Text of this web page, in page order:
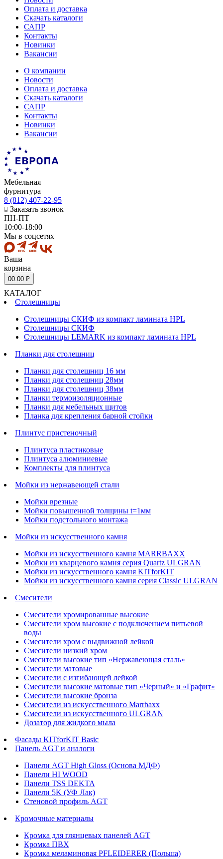
Оплата и доставка
Скачать каталоги
САПР
Контакты
Новинки
Вакансии
О компании
Новости
Оплата и доставка
Скачать каталоги
САПР
Контакты
Новинки
Вакансии
Мебельная
фурнитура
8 (812) 407-22-95
Заказать звонок
ПН-ПТ
10:00-18:00
Мы в соцсетях
Ваша
корзина
00.00 ₽
КАТАЛОГ
Столешницы
Столешницы СКИФ из компакт ламината HPL
Столешницы СКИФ
Столешницы LEMARK из компакт ламината HPL
Планки для столешниц
Планки для столешниц 16 мм
Планки для столешниц 28мм
Планки для столешниц 38мм
Планки термоизоляционные
Планки для мебельных щитов
Планка для крепления барной стойки
Плинтус пристеночный
Плинтуса пластиковые
Плинтуса алюминиевые
Комплекты для плинтуса
Мойки из нержавеющей стали
Мойки врезные
Мойки повышенной толщины t=1мм
Мойки подстольного монтажа
Мойки из искусственного камня
Мойки из искусственного камня MARRBAXX
Мойки из кварцевого камня серия Quartz ULGRAN
Мойки из искусственного камня KITforKIT
Мойки из искусственного камня серия Classic ULGRAN
Смесители
Смесители хромированные высокие
Смесители хром высокие с подключением питьевой
воды
Смесители хром с выдвижной лейкой
Смесители низкий хром
Смесители высокие тип «Нержавеющая сталь»
Смесители матовые
Смесители с изгибающей лейкой
Смесители высокие матовые тип «Черный» и «Графит»
Смесители высокие бронза
Смесители из искусственного Marrbaxx
Смесители из искусственного ULGRAN
Дозатор для жидкого мыла
Фасады KITforKIT Basic
Панель AGT и аналоги
Панели AGT High Gloss (Основа МДФ)
Панели HI WOOD
Панели TSS DEKTA
Панели 5K (УФ Лак)
Стеновой профиль AGT
Кромочные материалы
Кромка для глянцевых панелей AGT
Кромка ПВХ
Кромка меламиновая PFLEIDERER (Польша)